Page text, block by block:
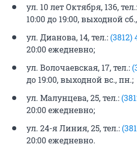
ул. 10 лет Октября, 136, тел.:
10:00 до 19:00, выходной
ул. Дианова, 14, тел.: (3812)
20:00 ежедневно;
ул. Волочаевская, 17, тел.:
до 19:00, выходной вс., пн.;
ул. Малунцева, 25, тел.:
20:00 ежедневно;
ул. 24-я Линия, 25, тел.:
20:00 ежедневно.